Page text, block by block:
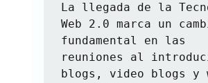
La llegada de la
Web 2.0 marca un
fundamental en las
reuniones al
blogs, video blogs y